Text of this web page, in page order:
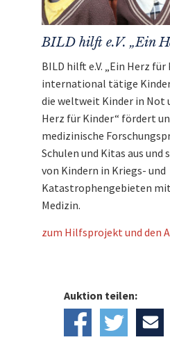
BILD hilft e.V. „Ein
BILD hilft e.V. „Ein Herz
international tätige
die weltweit Kinder in Not
Herz für Kinder“ fördert
medizinische
Schulen und Kitas aus und
von Kindern in Kriegs- und
Katastrophengebieten
Medizin.
zum Hilfsprojekt und den
Auktion teilen: